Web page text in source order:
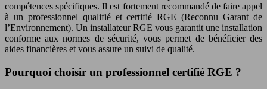
compétences spécifiques. Il est fortement recommandé de faire appel
à un professionnel qualifié et certifié RGE (Reconnu Garant de
l’Environnement). Un installateur RGE vous garantit une installation
conforme aux normes de sécurité, vous permet de bénéficier des
aides financières et vous assure un suivi de qualité.
Pourquoi choisir un professionnel certifié RGE ?